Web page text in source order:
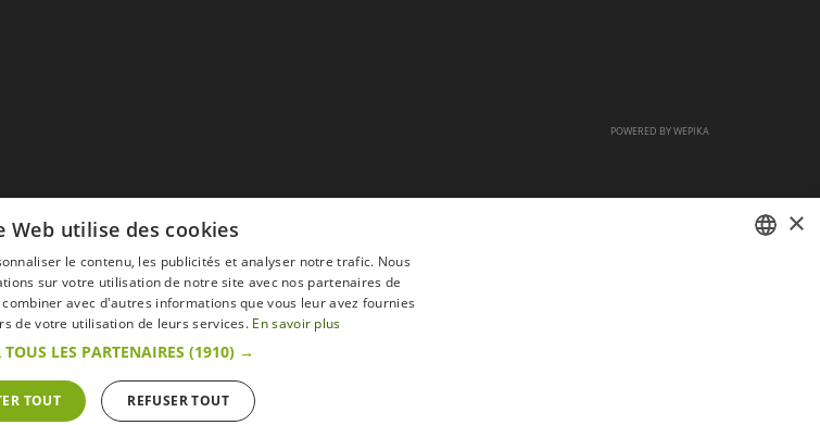
légales Retour & Droit de rétractation
POWERED BYWEPIKA
×
Web utilise des cookies
le contenu, les publicités et analyser notre trafic. Nous
sur votre utilisation de notre site avec nos partenaires de
avec d'autres informations que vous leur avez fournies
de votre utilisation de leurs services. En savoir plus
LES PARTENAIRES (1910) →
TOUT REFUSER TOUT